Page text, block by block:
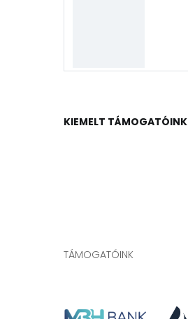
KIEMELT TÁMOGATÓINK
TÁMOGATÓINK